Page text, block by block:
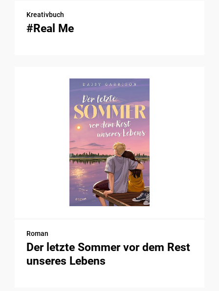
Kreativbuch
#Real Me
Roman
Der letzte Sommer vor dem Rest
unseres Lebens